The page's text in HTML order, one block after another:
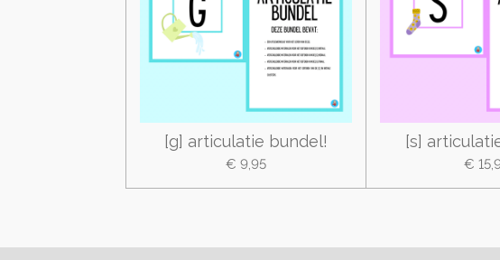
[g] articulatie bundel!
€ 9,95
[s]
€